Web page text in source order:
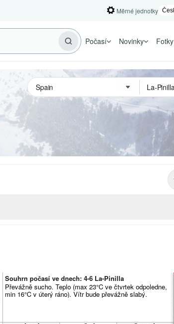
Měrné jednotky
Počasí Novinky Fotky
Souhrn počasí ve dnech: 4-6 La-Pinilla
Převážně sucho. Teplo (max 23°C ve čtvrtek odpoledne,
min 16°C v úterý ráno). Vítr bude převážně slabý.